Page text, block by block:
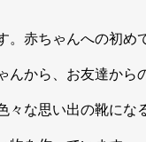
。赤ちゃんへの初め
んから、お友達か
々な思い出の靴にな